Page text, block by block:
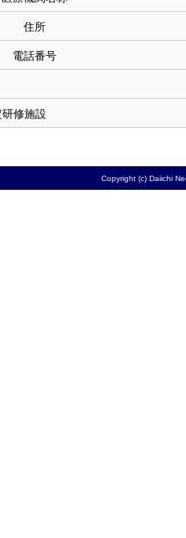
住所
電話番号
修施設
Copyright (c) Daiichi